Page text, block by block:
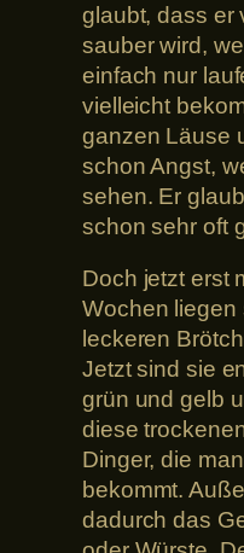
glaubt, dass er
sauber wird,
einfach nur
vielleicht
ganzen Läuse
schon Angst,
sehen. Er
schon sehr oft
Doch jetzt erst
Wochen liegen
leckeren
Jetzt sind sie
grün und gelb
diese
Dinger, die
bekommt.
dadurch das